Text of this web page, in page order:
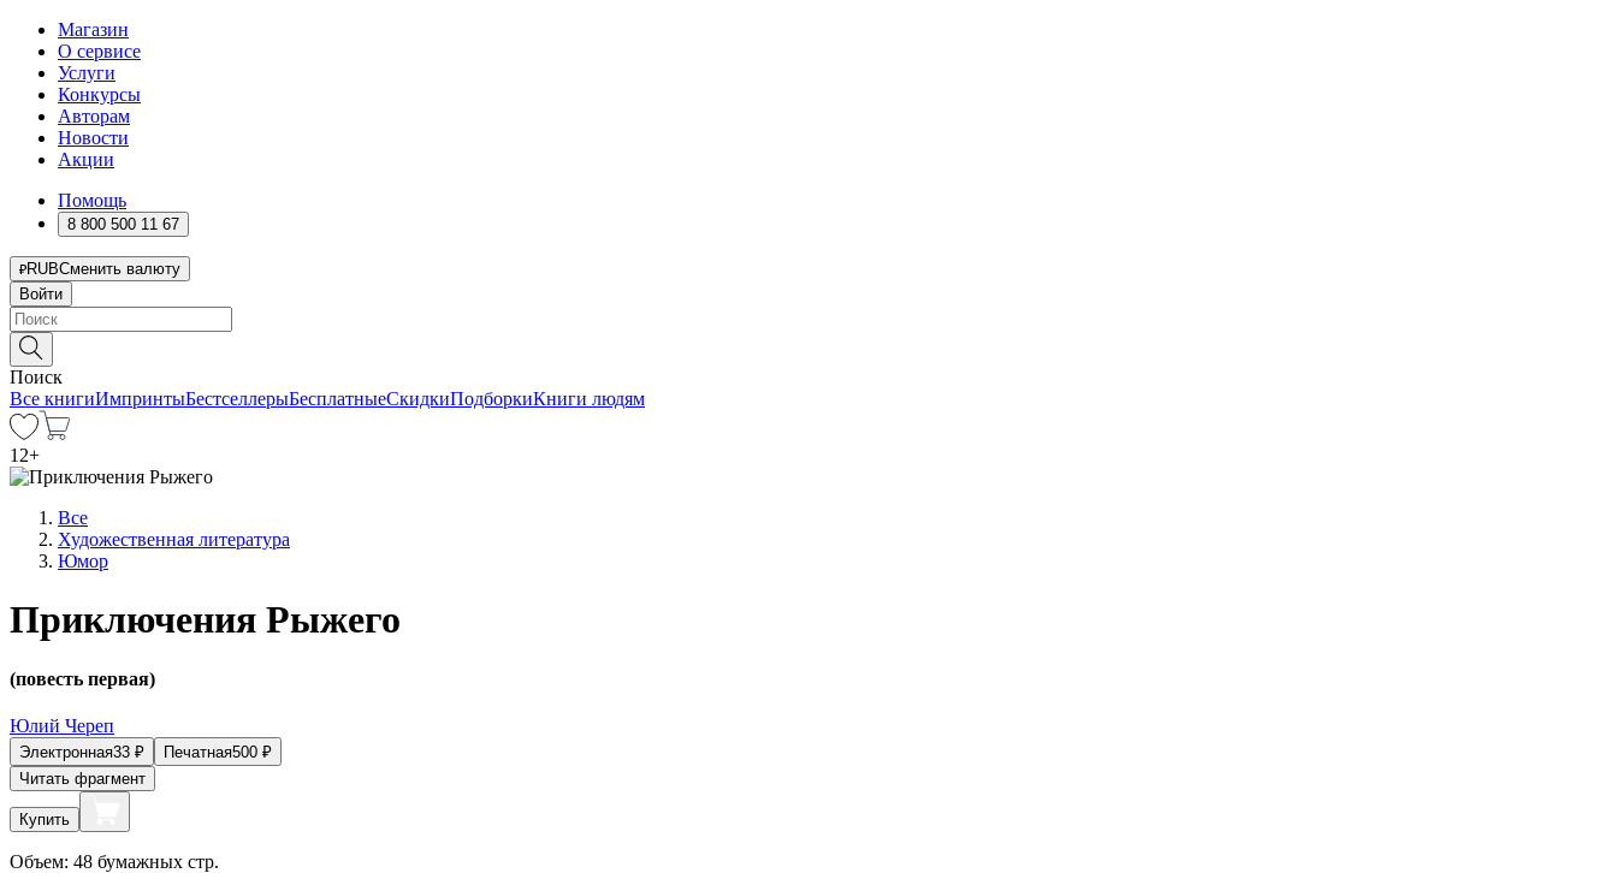
Магазин
О сервисе
Услуги
Конкурсы
Авторам
Новости
Акции
Помощь
8 800 500 11 67
RUBСменить валюту
Войти
Поиск
Все книгиИмпринтыБестселлерыБесплатныеСкидкиПодборкиКниги людям
12+
Все
Художественная литература
Юмор
Приключения Рыжего
(повесть первая)
Юлий Череп
Электронная33 ₽ Печатная500 ₽
Читать фрагмент
Купить
Объем: 48 бумажных стр.